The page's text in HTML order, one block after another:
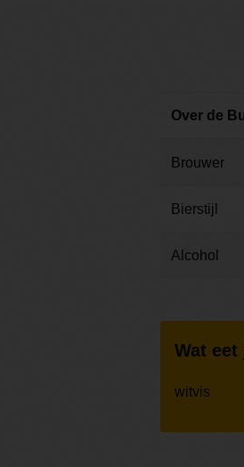
Over de
Brouwer
Bierstijl
Alcohol
Wat
witvis